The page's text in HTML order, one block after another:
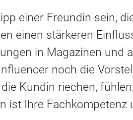
einer Freundin sein,
einen stärkeren
in Magazinen und
noch die
Kundin riechen,
ist Ihre Fachkompetenz